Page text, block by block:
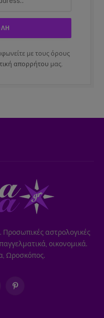
με τους όρους
απορρήτου μας.
αστρολογικές
οικονομικά.
Ωροσκόπος.
Pinterest